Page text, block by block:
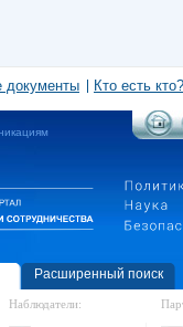
Кто есть кто?
Расширенный поиск
Наблюдатели: